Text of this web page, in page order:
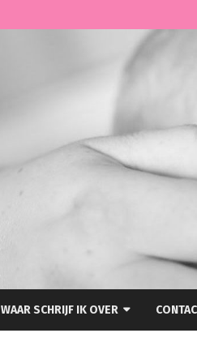
WAAR SCHRIJF IK OVER